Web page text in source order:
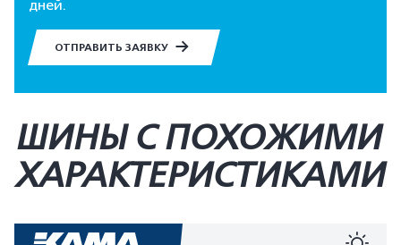
дней.
ОТПРАВИТЬ ЗАЯВКУ
ШИНЫ С ПОХОЖИМИ
ХАРАКТЕРИСТИКАМИ